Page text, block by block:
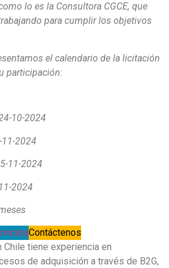
lo es la Consultora CGCE, que
para cumplir los objetivos
el calendario de la licitación
participación:
10-2024
2024
11-2024
2024
Contáctenos
Chile tiene experiencia en
de adquisición a través de B2G,